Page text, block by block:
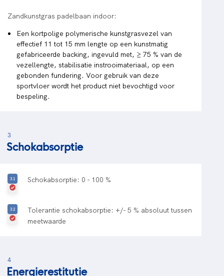
Zandkunstgras padelbaan indoor:
Een kortpolige polymerische kunstgrasvezel van
effectief 11 tot 15 mm lengte op een kunstmatig
gefabriceerde backing, ingevuld met, ≥ 75 % van de
vezellengte, stabilisatie instrooimateriaal, op een
gebonden fundering. Voor gebruik van deze
sportvloer wordt het product niet bevochtigd voor
bespeling.
3
Schokabsorptie
Schokabsorptie: 0 - 100 %
Tolerantie schokabsorptie: +/- 5 % absoluut tussen
meetwaarde
4
Energierestitutie